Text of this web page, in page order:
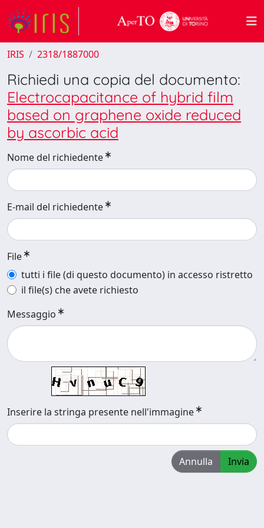
IRIS 2318/1887000
Richiedi una copia del documento:
Electrocapacitance of hybrid film
based on graphene oxide reduced
by ascorbic acid
Nome del richiedente
E-mail del richiedente
File
tutti i file (di questo documento) in accesso ristretto
il file(s) che avete richiesto
Messaggio
Inserire la stringa presente nell'immagine
Annulla Invia